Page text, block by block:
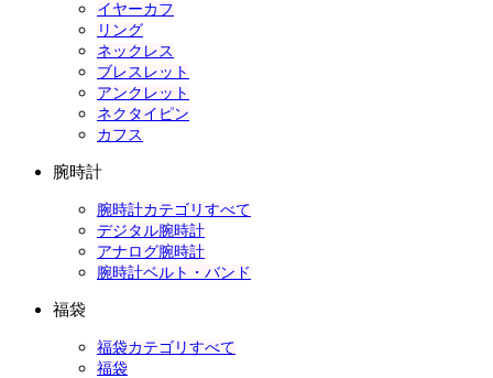
イヤーカフ
リング
ネックレス
ブレスレット
アンクレット
ネクタイピン
カフス
腕時計
腕時計カテゴリすべて
デジタル腕時計
アナログ腕時計
腕時計ベルト・バンド
福袋
福袋カテゴリすべて
福袋